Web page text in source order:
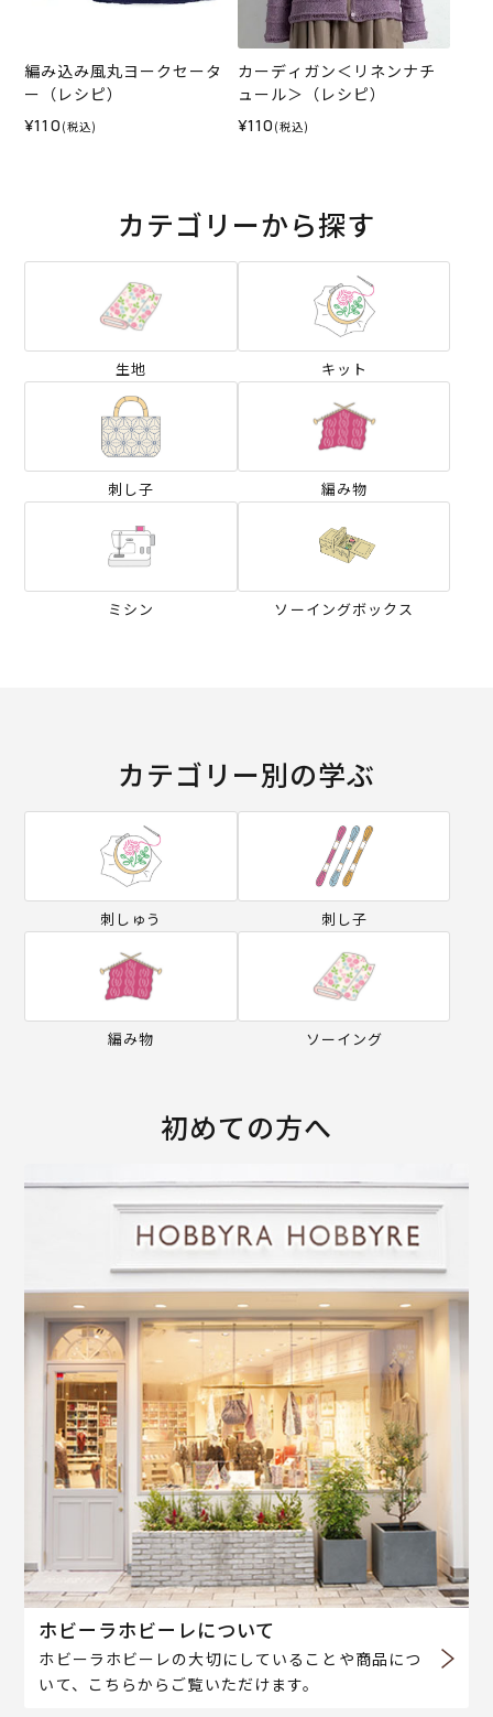
編み込み風丸ヨークセータ
ー（レシピ）
¥110 (税込)
カーディガン＜リネンナチ
ュール＞（レシピ）
¥110 (税込)
カテゴリーから探す
生地 キット
刺し子 編み物
ミシン ソーイングボックス
カテゴリー別の学ぶ
刺しゅう 刺し子
編み物 ソーイング
初めての方へ
ホビーラホビーレについて
ホビーラホビーレの大切にしていることや商品につ
いて、こちらからご覧いただけます。